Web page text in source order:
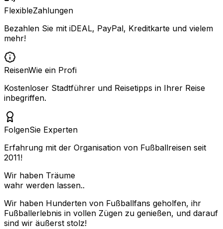
FlexibleZahlungen
Bezahlen Sie mit iDEAL, PayPal, Kreditkarte und vielem
mehr!
ReisenWie ein Profi
Kostenloser Stadtführer und Reisetipps in Ihrer Reise
inbegriffen.
FolgenSie Experten
Erfahrung mit der Organisation von Fußballreisen seit
2011!
Wir haben Träume
wahr werden lassen..
Wir haben Hunderten von Fußballfans geholfen, ihr
Fußballerlebnis in vollen Zügen zu genießen, und darauf
sind wir äußerst stolz!